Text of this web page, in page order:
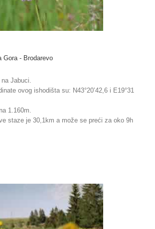
Gora - Brodarevo
Jabuci.
ovog ishodišta su: N43°20’42,6 i E19°31
1.160m.
staze je 30,1km a može se preći za oko 9h